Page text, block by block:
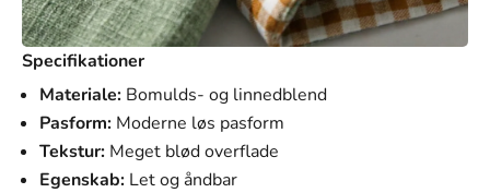
Specifikationer
Materiale: Bomulds- og linnedblend
Pasform: Moderne løs pasform
Tekstur: Meget blød overflade
Egenskab: Let og åndbar